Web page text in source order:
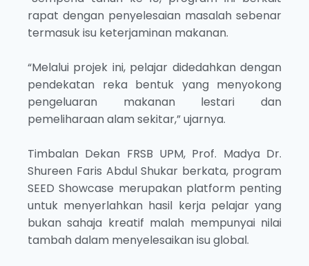
rapat dengan penyelesaian masalah sebenar
termasuk isu keterjaminan makanan.
“Melalui projek ini, pelajar didedahkan dengan
pendekatan reka bentuk yang menyokong
pengeluaran makanan lestari dan
pemeliharaan alam sekitar,” ujarnya.
Timbalan Dekan FRSB UPM, Prof. Madya Dr.
Shureen Faris Abdul Shukar berkata, program
SEED Showcase merupakan platform penting
untuk menyerlahkan hasil kerja pelajar yang
bukan sahaja kreatif malah mempunyai nilai
tambah dalam menyelesaikan isu global.